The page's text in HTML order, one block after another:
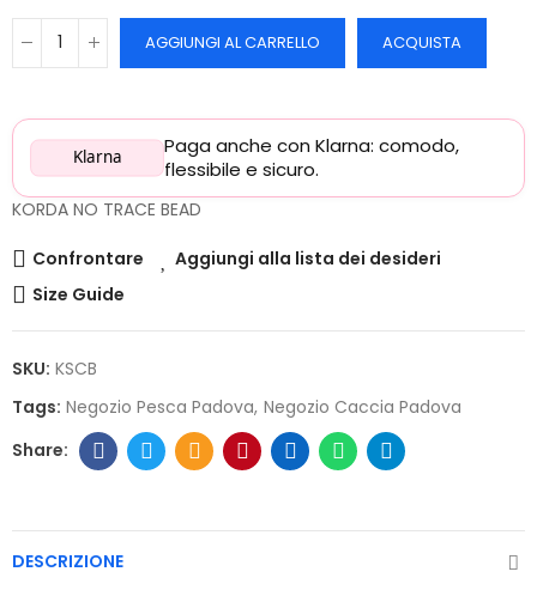
AGGIUNGI AL CARRELLO ACQUISTA
Klarna
Paga anche con Klarna: comodo,
flessibile e sicuro.
KORDA NO TRACE BEAD
Confrontare
Aggiungi alla lista dei desideri
Size Guide
SKU: KSCB
Tags: Negozio Pesca Padova Negozio Caccia Padova
DESCRIZIONE